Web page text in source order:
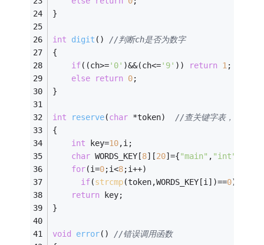
}
int digit ()
//判断ch是否为数字
{
if((ch>='0' )&&(ch<='9' )) return 1 ;
else
return 0;
}
int reserve(char *token)
//查关键字表，判断
{
int key=10,i;
char WORDS_KEY[8][20]={"main" , "int"
for(i=0;i<8;i++)
if(strcmp(token,WORDS_KEY[i])==0)
return key;
}
void error()
//错误调用函数